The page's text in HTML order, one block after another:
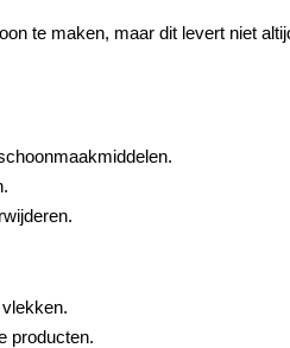
te maken, maar dit levert niet
producten.